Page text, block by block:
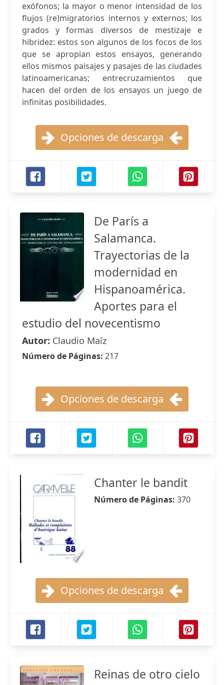
exófonos; la mayor o menor intensidad de los
flujos (re)migratorios internos y externos; los
grados y formas diversos de mestizaje e
hibridez: estos son algunos de los focos de los
que se apropian estos ensayos, generando
ellos mismos paisajes y pasajes de las ciudades
latinoamericanas; entrecruzamientos que
hacen del orden de los ensayos un juego de
infinitas posibilidades.
Opciones de descarga
De París a
Salamanca.
Trayectorias de la
modernidad en
Hispanoamérica.
Aportes para el
estudio del novecentismo
Autor: Claudio Maíz
Número de Páginas: 217
Opciones de descarga
Chanter le bandit
Número de Páginas: 370
Opciones de descarga
Reinas de otro cielo